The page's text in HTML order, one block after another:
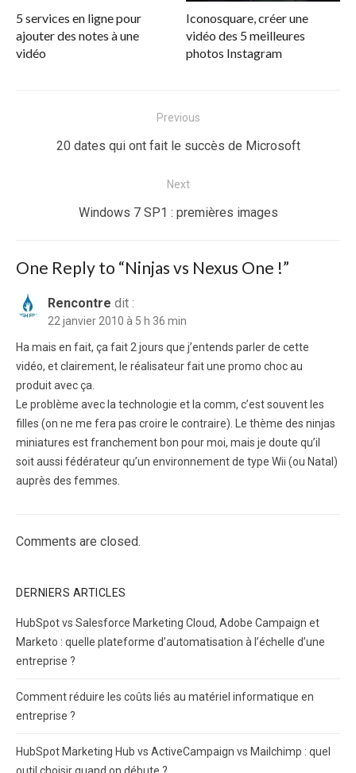
5 services en ligne pour
ajouter des notes à une
vidéo
Iconosquare, créer une
vidéo des 5 meilleures
photos Instagram
Previous
Previous
20 dates qui ont fait le succès de Microsoft
Next
Next
Windows 7 SP1 : premières images
One Reply to “Ninjas vs Nexus One !”
Rencontre dit :
22 janvier 2010 à 5 h 36 min
Ha mais en fait, ça fait 2 jours que j’entends parler de cette
vidéo, et clairement, le réalisateur fait une promo choc au
produit avec ça.
Le problème avec la technologie et la comm, c’est souvent les
filles (on ne me fera pas croire le contraire). Le thème des ninjas
miniatures est franchement bon pour moi, mais je doute qu’il
soit aussi fédérateur qu’un environnement de type Wii (ou Natal)
auprès des femmes.
Comments are closed.
DERNIERS ARTICLES
HubSpot vs Salesforce Marketing Cloud, Adobe Campaign et
Marketo : quelle plateforme d’automatisation à l’échelle d’une
entreprise ?
Comment réduire les coûts liés au matériel informatique en
entreprise ?
HubSpot Marketing Hub vs ActiveCampaign vs Mailchimp : quel